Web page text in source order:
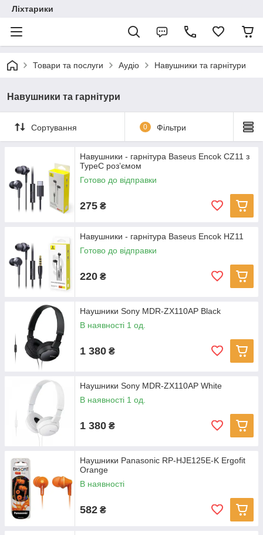
Ліхтарики
Товари та послуги Аудіо Навушники та гарнітури
Навушники та гарнітури
Сортування 0 Фільтри
Навушники - гарнітура Baseus Encok CZ11 з
TypeC розʼємом
Готово до відправки
275 ₴
Навушники - гарнітура Baseus Encok HZ11
Готово до відправки
220 ₴
Наушники Sony MDR-ZX110AP Black
В наявності 1 од.
1 380 ₴
Наушники Sony MDR-ZX110AP White
В наявності 1 од.
1 380 ₴
Наушники Panasonic RP-HJE125E-K Ergofit
Orange
В наявності
582 ₴